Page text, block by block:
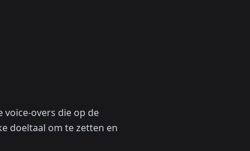
overs die op de
doeltaal om te zetten en